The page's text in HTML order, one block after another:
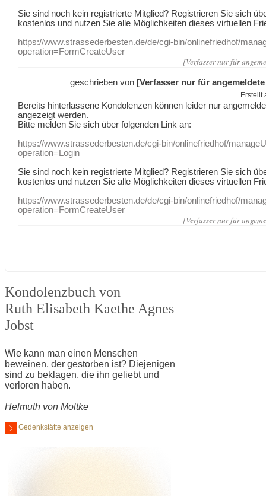
Sie sind noch kein registrierte Mitglied? Registrieren Sie sich
kostenlos und nutzen Sie alle Möglichkeiten dieses virtuellen
https://www.strassederbesten.de/de/cgi-bin/onlinefriedhof/
operation=FormCreateUser
[Verfasser nur für
geschrieben von [Verfasser nur für
Erstellt
Bereits hinterlassene Kondolenzen können leider nur
angezeigt werden.
Bitte melden Sie sich über folgenden Link an:
https://www.strassederbesten.de/cgi-bin/onlinefriedhof/
operation=Login
Sie sind noch kein registrierte Mitglied? Registrieren Sie sich
kostenlos und nutzen Sie alle Möglichkeiten dieses virtuellen
https://www.strassederbesten.de/de/cgi-bin/onlinefriedhof/
operation=FormCreateUser
[Verfasser nur für
Kondolenzbuch von
Ruth Elisabeth Kaethe Agnes
Jobst
Wie kann man einen Menschen
beweinen, der gestorben ist? Diejenigen
sind zu beklagen, die ihn geliebt und
verloren haben.
Helmuth von Moltke
Gedenkstätte anzeigen